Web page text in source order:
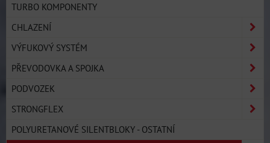
TURBO KOMPONENTY
CHLAZENÍ
VÝFUKOVÝ SYSTÉM
PŘEVODOVKA A SPOJKA
PODVOZEK
STRONGFLEX
POLYURETANOVÉ SILENTBLOKY - OSTATNÍ